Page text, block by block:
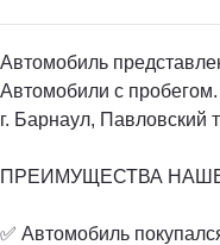
Автомобиль
Автомобили с пробегом.
г. Барнаул, Павловский
ПРЕИМУЩЕСТВА
✅ Автомобиль